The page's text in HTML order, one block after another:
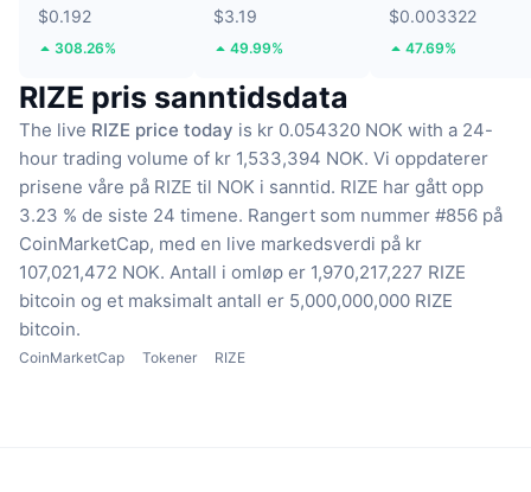
$0.192
308.26%
$3.19
49.99%
$0.003322
47.69%
RIZE pris sanntidsdata
The live RIZE price today is kr 0.054320 NOK with a 24-
hour trading volume of kr 1,533,394 NOK. Vi oppdaterer
prisene våre på RIZE til NOK i sanntid. RIZE har gått opp
3.23 % de siste 24 timene. Rangert som nummer #856 på
CoinMarketCap, med en live markedsverdi på kr
107,021,472 NOK. Antall i omløp er 1,970,217,227 RIZE
bitcoin og et maksimalt antall er 5,000,000,000 RIZE
bitcoin.
CoinMarketCap Tokener RIZE